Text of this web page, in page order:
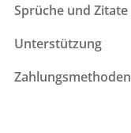
Sprüche und Zitate
Unterstützung
Zahlungsmethoden